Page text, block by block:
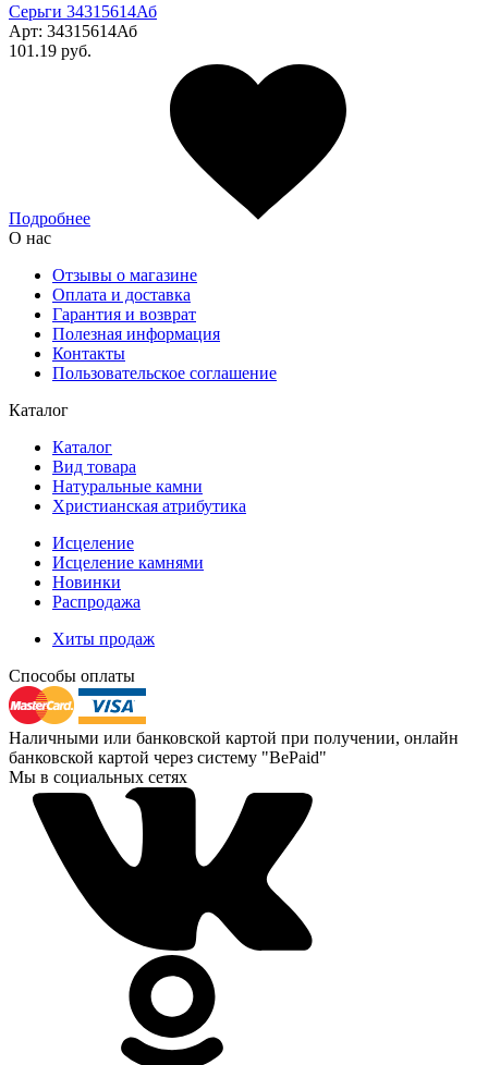
Серьги 34315614Аб
Арт: 34315614Аб
101.19 руб.
Подробнее
О нас
Отзывы о магазине
Оплата и доставка
Гарантия и возврат
Полезная информация
Контакты
Пользовательское соглашение
Каталог
Каталог
Вид товара
Натуральные камни
Христианская атрибутика
Исцеление
Исцеление камнями
Новинки
Распродажа
Хиты продаж
Способы оплаты
Наличными или банковской картой при получении, онлайн
банковской картой через систему "BePaid"
Мы в социальных сетях